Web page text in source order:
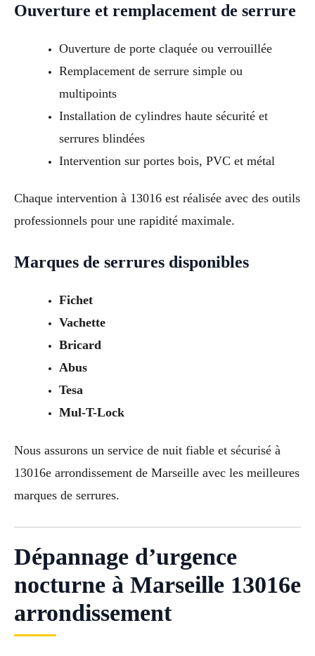
Ouverture et remplacement de serrure
Ouverture de porte claquée ou verrouillée
Remplacement de serrure simple ou
multipoints
Installation de cylindres haute sécurité et
serrures blindées
Intervention sur portes bois, PVC et métal
Chaque intervention à 13016 est réalisée avec des outils
professionnels pour une rapidité maximale.
Marques de serrures disponibles
Fichet
Vachette
Bricard
Abus
Tesa
Mul-T-Lock
Nous assurons un service de nuit fiable et sécurisé à
13016e arrondissement de Marseille avec les meilleures
marques de serrures.
Dépannage d’urgence
nocturne à Marseille 13016e
arrondissement